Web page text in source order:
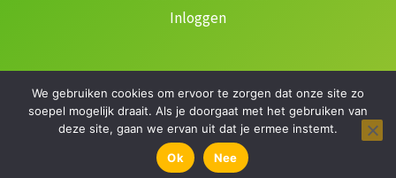
Inloggen
Copyright © 2026 Veenma | Gerealiseerd door
We gebruiken cookies om ervoor te zorgen dat onze site zo
soepel mogelijk draait. Als je doorgaat met het gebruiken van
deze site, gaan we ervan uit dat je ermee instemt.
Ok Nee